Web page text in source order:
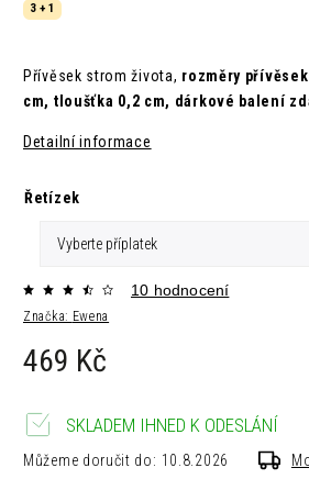
3 + 1
Přívěsek strom života, rozměry přívěsek
cm, tloušťka 0,2 cm, dárkové balení
Detailní informace
Řetízek
Značka: Ewena
10 hodnocení
469 Kč
SKLADEM IHNED K ODESLÁNÍ
Můžeme doručit do: 10.8.2026